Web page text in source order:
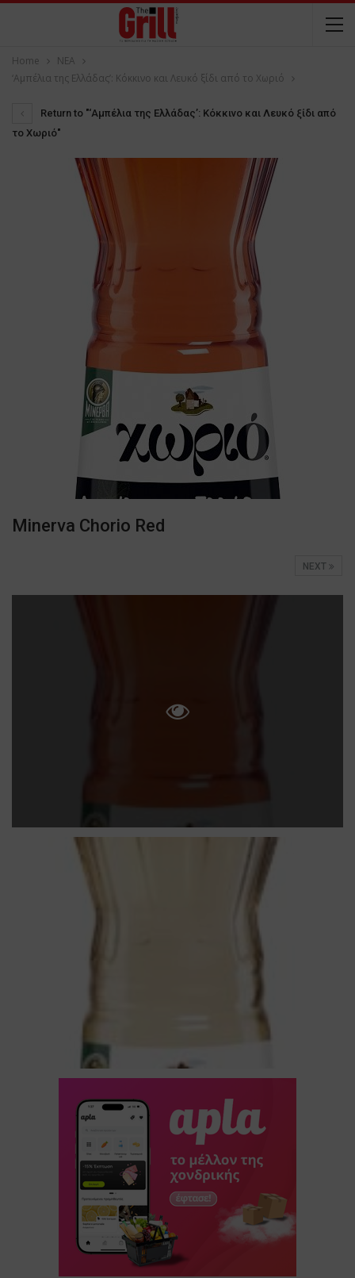
Home
NEA
‘Αμπέλια της Ελλάδας’: Κόκκινο και Λευκό ξίδι από το Χωριό
Return to "‘Αμπέλια της Ελλάδας’: Κόκκινο και Λευκό ξίδι από
το Χωριό"
Minerva Chorio Red
NEXT